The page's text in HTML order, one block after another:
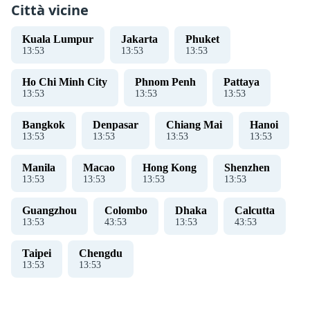
Città vicine
Kuala Lumpur
13:53
Jakarta
13:53
Phuket
13:53
Ho Chi Minh City
13:53
Phnom Penh
13:53
Pattaya
13:53
Bangkok
13:53
Denpasar
13:53
Chiang Mai
13:53
Hanoi
13:53
Manila
13:53
Macao
13:53
Hong Kong
13:53
Shenzhen
13:53
Guangzhou
13:53
Colombo
43:53
Dhaka
13:53
Calcutta
43:53
Taipei
13:53
Chengdu
13:53